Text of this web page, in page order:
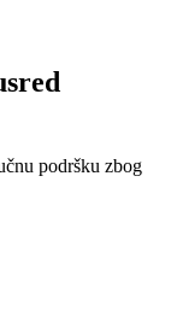
podršku zbog